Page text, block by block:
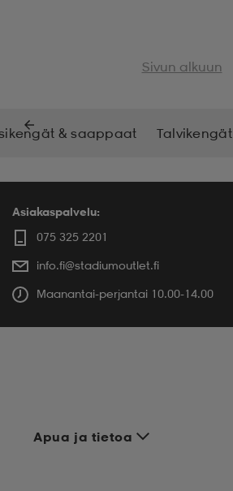
Sivun alkuun
& saappaat Talvikengät
Asiakaspalvelu:
075 325 2201
info.fi@stadiumoutlet.fi
Maanantai-perjantai 10.00-14.00
Apua ja tietoa